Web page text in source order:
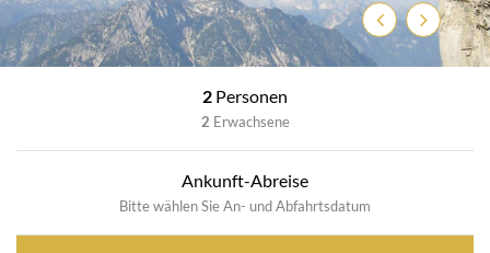
ZurückWeiter
2 Personen
2 Erwachsene
Ankunft-Abreise
Bitte wählen Sie An- und Abfahrtsdatum